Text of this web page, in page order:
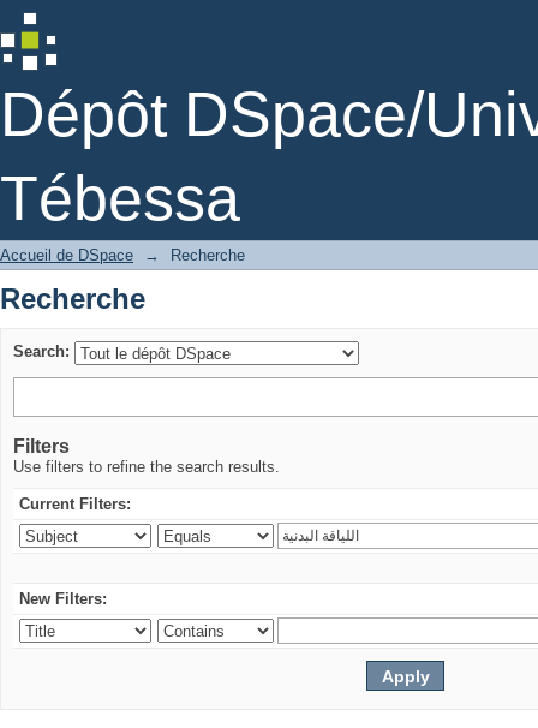
Dépôt DSpace/
Tébessa
Recherche
Accueil de DSpace → Recherche
Recherche
Search:
Filters
Use filters to refine the search results.
Current Filters:
New Filters: